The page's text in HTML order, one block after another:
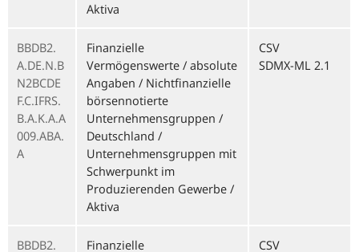
Aktiva
BBDB2.
A.DE.N.B
N2BCDE
F.C.IFRS.
B.A.K.A.A
009.ABA.
A
Finanzielle
Vermögenswerte / absolute
Angaben / Nichtfinanzielle
börsennotierte
Unternehmensgruppen /
Deutschland /
Unternehmensgruppen mit
Schwerpunkt im
Produzierenden Gewerbe /
Aktiva
CSV
SDMX-ML 2.1
BBDB2. Finanzielle CSV